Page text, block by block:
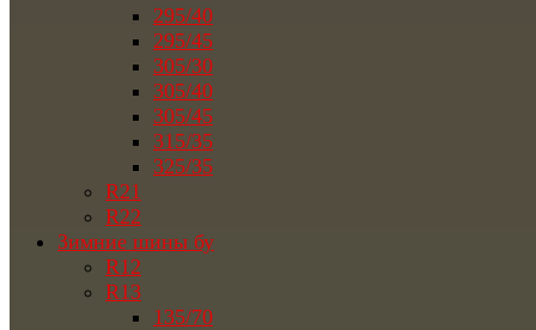
295/40
295/45
305/30
305/40
305/45
315/35
325/35
R21
R22
Зимние шины бу
R12
R13
135/70